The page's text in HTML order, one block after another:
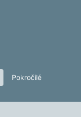
Pokročilé